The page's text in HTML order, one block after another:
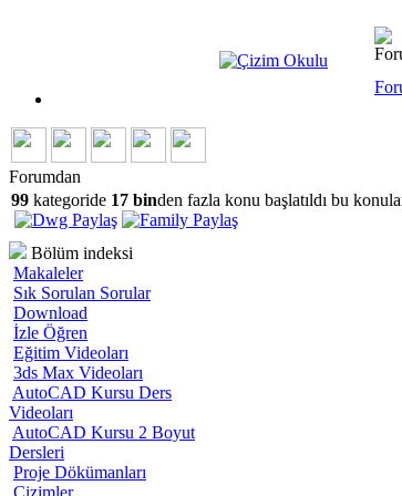
Forumdan
99 kategoride 17 binden fazla konu başlatıldı bu
Bölüm indeksi
Makaleler
Sık Sorulan Sorular
Download
İzle Öğren
Eğitim Videoları
3ds Max Videoları
AutoCAD Kursu Ders
Videoları
AutoCAD Kursu 2 Boyut
Dersleri
Proje Dökümanları
Çizimler